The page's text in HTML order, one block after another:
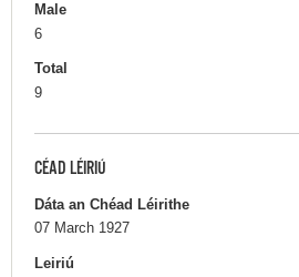
Male
6
Total
9
CÉAD LÉIRIÚ
Dáta an Chéad Léirithe
07 March 1927
Leiriú